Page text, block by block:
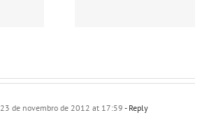
23 de novembro de 2012 at 17:59 - Reply